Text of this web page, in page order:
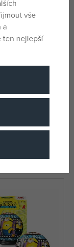
Disney: Angel
vše
a
ten nejlepší